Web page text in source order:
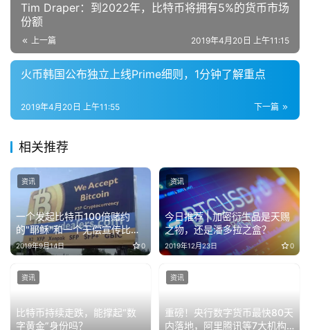
Tim Draper：到2022年，比特币将拥有5%的货币市场
份额
上一篇 2019年4月20日 上午11:15
火币韩国公布独立上线Prime细则，1分钟了解重点
下一篇
2019年4月20日 上午11:55
相关推荐
一个发起比特币100倍赌约
的"耶稣"和一个无偿宣传比特
币的布道者的故事
2019年9月14日 0
资讯
今日推荐 | 加密衍生品是天赐
之物，还是潘多拉之盒？
2019年12月23日 0
资讯
比特币持续走跌，能撑起“数
字黄金”身份吗？
资讯
重磅！央行数字货币最快80天
内落地，阿里腾讯等7大机构
资讯